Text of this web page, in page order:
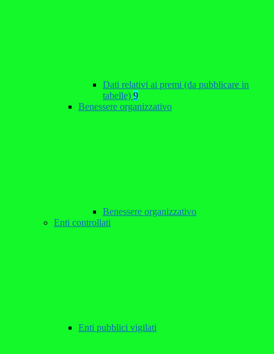
Dati relativi ai premi (da pubblicare in
tabelle) 9
Benessere organizzativo
Benessere organizzativo
Enti controllati
Enti pubblici vigilati